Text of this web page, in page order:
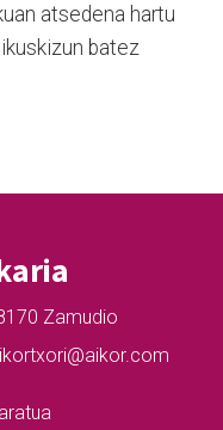
atsedena hartu
batez
Zamudio